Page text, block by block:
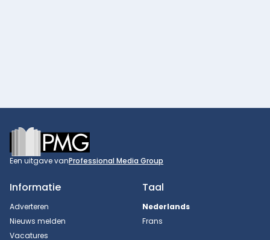
Footer
Een uitgave vanProfessional Media Group
Informatie
Adverteren
Nieuws melden
Vacatures
Taal
Nederlands
Frans